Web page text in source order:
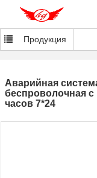
Продукция
Аварийная
беспроволочная
часов 7*24